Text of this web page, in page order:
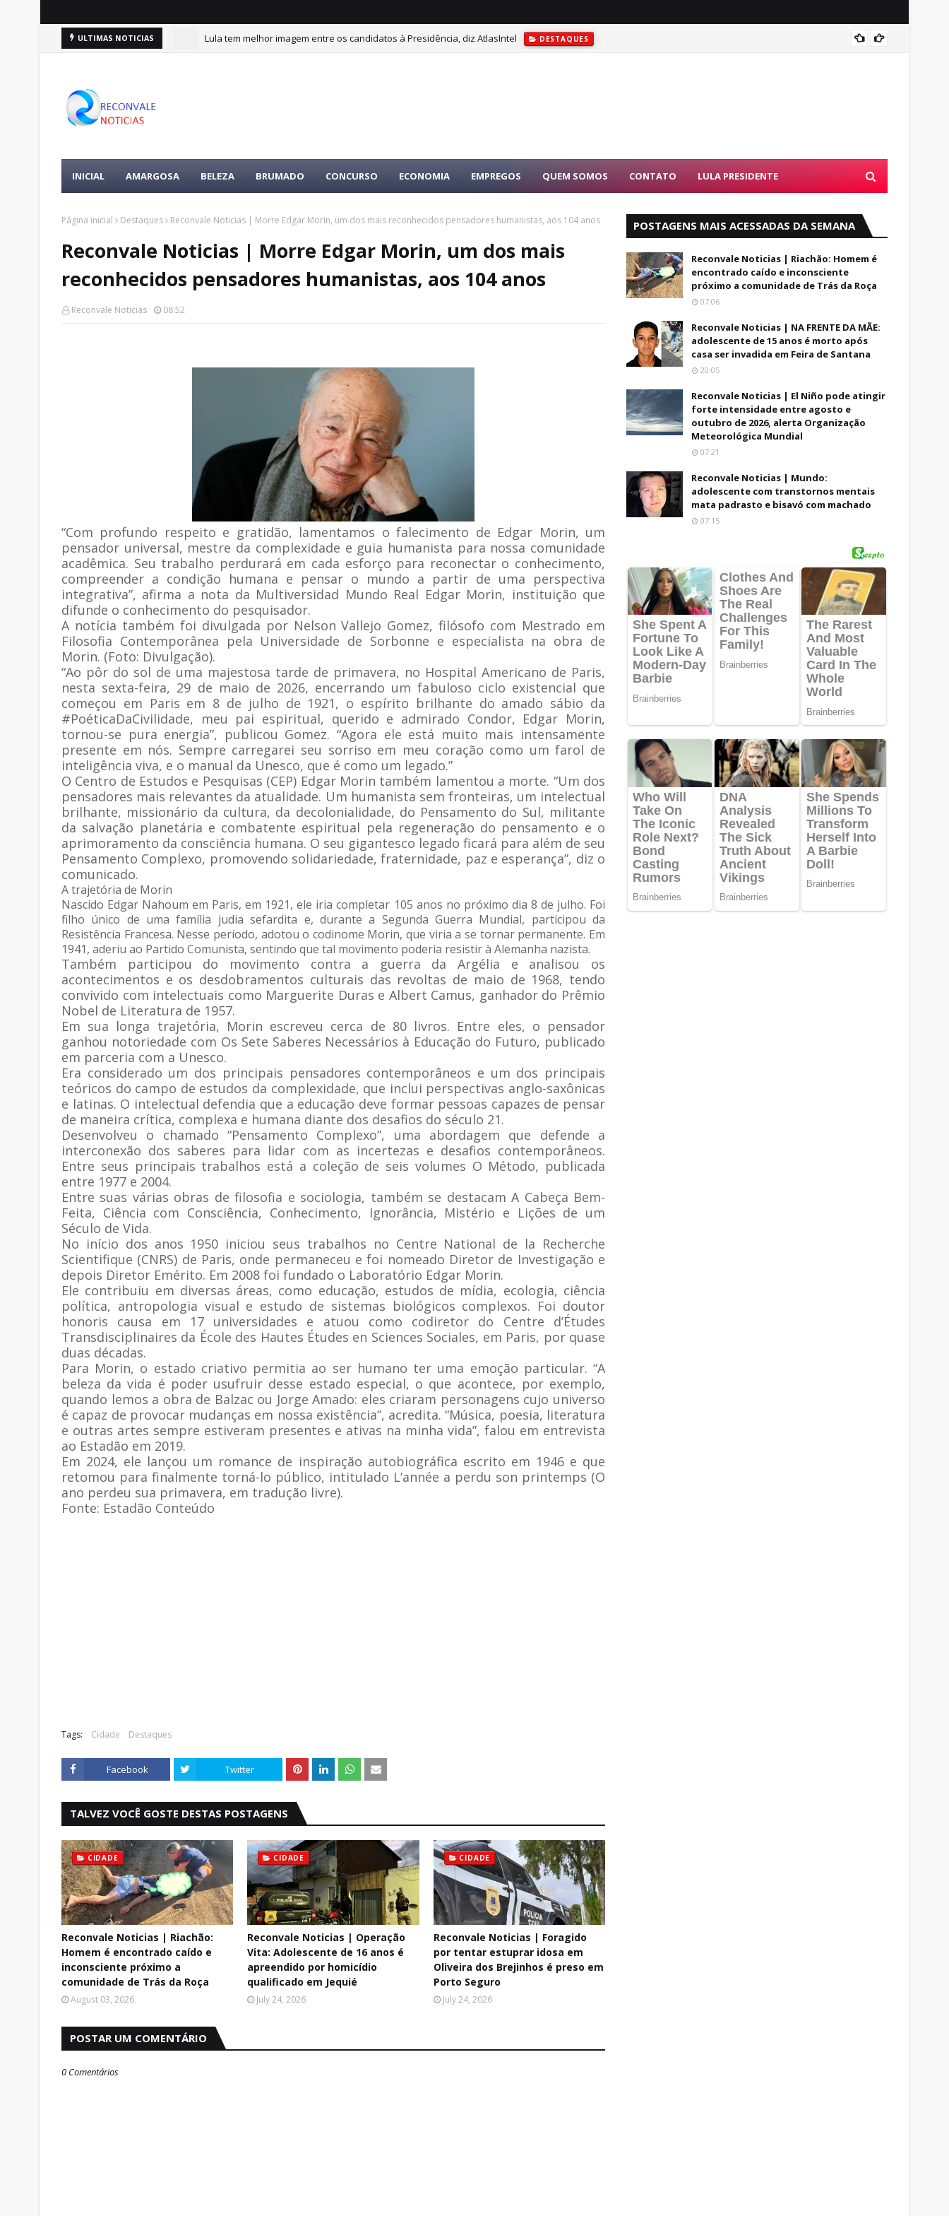
ULTIMAS NOTICIAS Lula tem melhor imagem entre os candidatos à Presidência, diz AtlasIntel DESTAQUES
INICIAL AMARGOSA BELEZA BRUMADO CONCURSO ECONOMIA EMPREGOS QUEM SOMOS CONTATO LULA PRESIDENTE
Página inicial Destaques Reconvale Noticias | Morre Edgar Morin, um dos mais reconhecidos pensadores humanistas, aos 104 anos
Reconvale Noticias | Morre Edgar Morin, um dos mais
reconhecidos pensadores humanistas, aos 104 anos
Reconvale Noticias 08:52
“Com profundo respeito e gratidão, lamentamos o falecimento de Edgar Morin, um
pensador universal, mestre da complexidade e guia humanista para nossa comunidade
acadêmica. Seu trabalho perdurará em cada esforço para reconectar o conhecimento,
compreender a condição humana e pensar o mundo a partir de uma perspectiva
integrativa”, afirma a nota da Multiversidad Mundo Real Edgar Morin, instituição que
difunde o conhecimento do pesquisador.
A notícia também foi divulgada por Nelson Vallejo Gomez, filósofo com Mestrado em
Filosofia Contemporânea pela Universidade de Sorbonne e especialista na obra de
Morin. (Foto: Divulgação).
“Ao pôr do sol de uma majestosa tarde de primavera, no Hospital Americano de Paris,
nesta sexta-feira, 29 de maio de 2026, encerrando um fabuloso ciclo existencial que
começou em Paris em 8 de julho de 1921, o espírito brilhante do amado sábio da
#PoéticaDaCivilidade, meu pai espiritual, querido e admirado Condor, Edgar Morin,
tornou-se pura energia”, publicou Gomez. “Agora ele está muito mais intensamente
presente em nós. Sempre carregarei seu sorriso em meu coração como um farol de
inteligência viva, e o manual da Unesco, que é como um legado.”
O Centro de Estudos e Pesquisas (CEP) Edgar Morin também lamentou a morte. “Um dos
pensadores mais relevantes da atualidade. Um humanista sem fronteiras, um intelectual
brilhante, missionário da cultura, da decolonialidade, do Pensamento do Sul, militante
da salvação planetária e combatente espiritual pela regeneração do pensamento e o
aprimoramento da consciência humana. O seu gigantesco legado ficará para além de seu
Pensamento Complexo, promovendo solidariedade, fraternidade, paz e esperança”, diz o
comunicado.
A trajetória de Morin
Nascido Edgar Nahoum em Paris, em 1921, ele iria completar 105 anos no próximo dia 8 de julho. Foi
filho único de uma família judia sefardita e, durante a Segunda Guerra Mundial, participou da
Resistência Francesa. Nesse período, adotou o codinome Morin, que viria a se tornar permanente. Em
1941, aderiu ao Partido Comunista, sentindo que tal movimento poderia resistir à Alemanha nazista.
Também participou do movimento contra a guerra da Argélia e analisou os
acontecimentos e os desdobramentos culturais das revoltas de maio de 1968, tendo
convivido com intelectuais como Marguerite Duras e Albert Camus, ganhador do Prêmio
Nobel de Literatura de 1957.
Em sua longa trajetória, Morin escreveu cerca de 80 livros. Entre eles, o pensador
ganhou notoriedade com Os Sete Saberes Necessários à Educação do Futuro, publicado
em parceria com a Unesco.
Era considerado um dos principais pensadores contemporâneos e um dos principais
teóricos do campo de estudos da complexidade, que inclui perspectivas anglo-saxônicas
e latinas. O intelectual defendia que a educação deve formar pessoas capazes de pensar
de maneira crítica, complexa e humana diante dos desafios do século 21.
Desenvolveu o chamado “Pensamento Complexo”, uma abordagem que defende a
interconexão dos saberes para lidar com as incertezas e desafios contemporâneos.
Entre seus principais trabalhos está a coleção de seis volumes O Método, publicada
entre 1977 e 2004.
Entre suas várias obras de filosofia e sociologia, também se destacam A Cabeça Bem-
Feita, Ciência com Consciência, Conhecimento, Ignorância, Mistério e Lições de um
Século de Vida.
No início dos anos 1950 iniciou seus trabalhos no Centre National de la Recherche
Scientifique (CNRS) de Paris, onde permaneceu e foi nomeado Diretor de Investigação e
depois Diretor Emérito. Em 2008 foi fundado o Laboratório Edgar Morin.
Ele contribuiu em diversas áreas, como educação, estudos de mídia, ecologia, ciência
política, antropologia visual e estudo de sistemas biológicos complexos. Foi doutor
honoris causa em 17 universidades e atuou como codiretor do Centre d’Études
Transdisciplinaires da École des Hautes Études en Sciences Sociales, em Paris, por quase
duas décadas.
Para Morin, o estado criativo permitia ao ser humano ter uma emoção particular. “A
beleza da vida é poder usufruir desse estado especial, o que acontece, por exemplo,
quando lemos a obra de Balzac ou Jorge Amado: eles criaram personagens cujo universo
é capaz de provocar mudanças em nossa existência”, acredita. “Música, poesia, literatura
e outras artes sempre estiveram presentes e ativas na minha vida”, falou em entrevista
ao Estadão em 2019.
Em 2024, ele lançou um romance de inspiração autobiográfica escrito em 1946 e que
retomou para finalmente torná-lo público, intitulado L’année a perdu son printemps (O
ano perdeu sua primavera, em tradução livre).
Fonte: Estadão Conteúdo
Tags: Cidade Destaques
Facebook Twitter
TALVEZ VOCÊ GOSTE DESTAS POSTAGENS
CIDADE
Reconvale Noticias | Riachão:
Homem é encontrado caído e
inconsciente próximo a
comunidade de Trás da Roça
August 03, 2026
CIDADE
Reconvale Noticias | Operação
Vita: Adolescente de 16 anos é
apreendido por homicídio
qualificado em Jequié
July 24, 2026
CIDADE
Reconvale Noticias | Foragido
por tentar estuprar idosa em
Oliveira dos Brejinhos é preso em
Porto Seguro
July 24, 2026
POSTAR UM COMENTÁRIO
0 Comentários
POSTAGENS MAIS ACESSADAS DA SEMANA
Reconvale Noticias | Riachão: Homem é
encontrado caído e inconsciente
próximo a comunidade de Trás da Roça
07:06
Reconvale Noticias | NA FRENTE DA MÃE:
adolescente de 15 anos é morto após
casa ser invadida em Feira de Santana
20:05
Reconvale Noticias | El Niño pode atingir
forte intensidade entre agosto e
outubro de 2026, alerta Organização
Meteorológica Mundial
07:21
Reconvale Noticias | Mundo:
adolescente com transtornos mentais
mata padrasto e bisavó com machado
07:15